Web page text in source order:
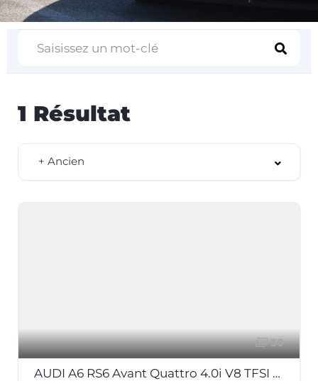
1 Résultat
+ Ancien
30
AUDI A6 RS6 Avant Quattro 4.0i V8 TFSI - 560 - BVA Tiptronic RS6 AVANT 2013 BREAK . PHASE 1